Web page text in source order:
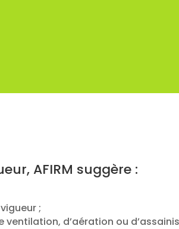
AFIRM suggère :
;
d’aération ou